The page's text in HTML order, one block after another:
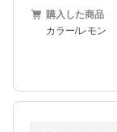
購入した商品
カラー/レモン